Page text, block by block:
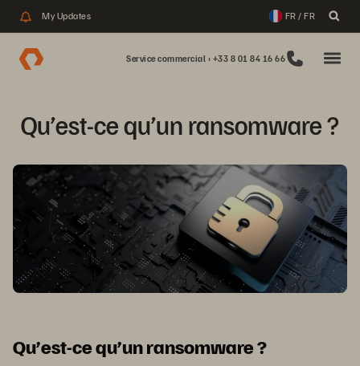
My Updates FR / FR
Service commercial : +33 8 01 84 16 66
Qu’est-ce qu’un ransomware ?
Qu’est-ce qu’un ransomware ?